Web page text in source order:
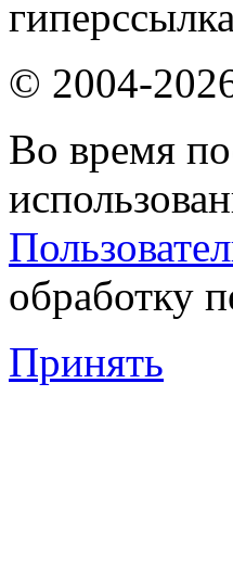
© 2004-
Во время
обработку
Принять